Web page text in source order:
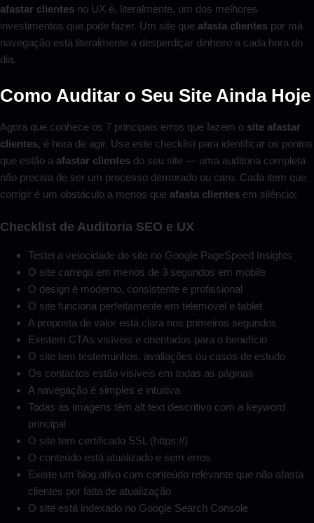
afastar clientes no UX é, literalmente, um dos melhores
investimentos que pode fazer. Um site que afasta clientes por má
navegação está literalmente a desperdiçar dinheiro a cada hora do
dia.
Como Auditar o Seu Site Ainda Hoje
Agora que conhece os 7 principais erros que fazem o site afastar
clientes, é hora de agir. Use este checklist para identificar os pontos
que estão a afastar clientes do seu site — uma auditoria completa
não precisa de ser um processo demorado ou caro. Cada item que
corrigir é um obstáculo a menos que afasta clientes em silêncio:
Checklist de Auditoria SEO e UX
Testei a velocidade do site no Google PageSpeed Insights
O site carrega em menos de 3 segundos em mobile
O design é moderno, consistente e profissional
O site funciona perfeitamente em telemóvel e tablet
A proposta de valor está clara nos primeiros segundos
Existem CTAs visíveis e orientados para o benefício
O site tem testemunhos, avaliações ou casos de estudo
Os contactos estão visíveis em todas as páginas
A navegação é simples e intuitiva
Todas as imagens têm alt text descritivo com a keyword
principal
O site tem certificado SSL (https://)
O conteúdo está atualizado e sem erros
Existe um blog ativo com conteúdo relevante que não afasta
clientes por falta de atualização
O site está indexado no Google Search Console